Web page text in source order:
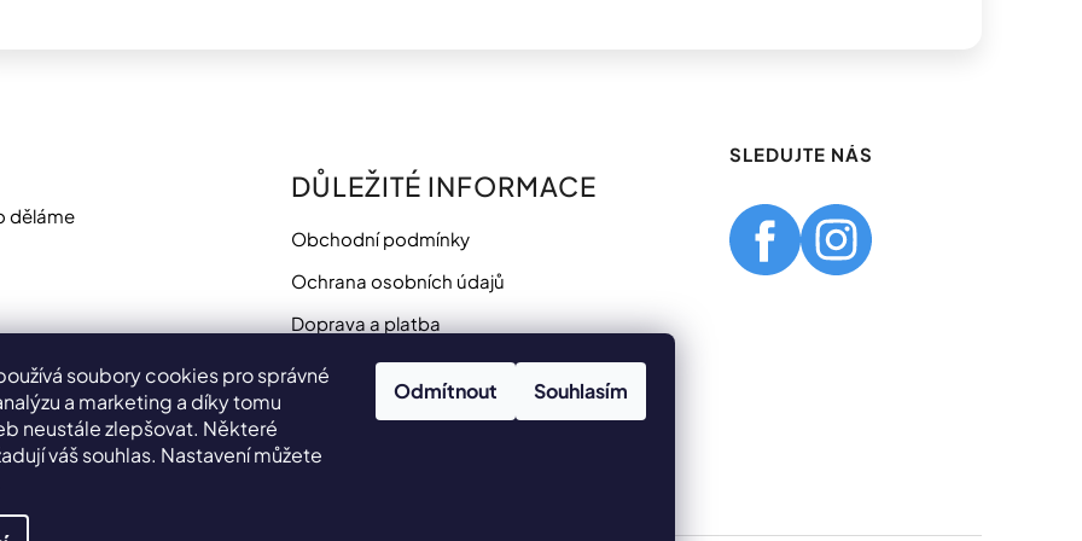
soubory cookies pro správné
a marketing a díky tomu
neustále zlepšovat. Některé
váš souhlas. Nastavení můžete
Odmítnout Souhlasím
děláme
DŮLEŽITÉ INFORMACE
Obchodní podmínky
Ochrana osobních údajů
Doprava a platba
Potřebujete poradit?
SLEDUJTE NÁS